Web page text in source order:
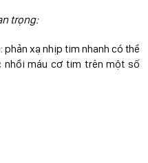
trọng:
xạ nhịp tim nhanh có thể
nhồi máu cơ tim trên một số